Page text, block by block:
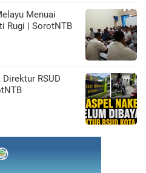
Menuai
Rugi | SorotNTB
RSUD